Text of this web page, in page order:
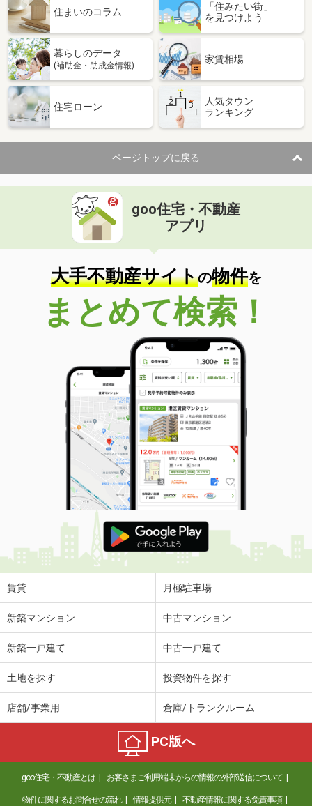
価 格
青森県青森市古川３
専有面積 20.28m²
間取り
青森県八戸市田向２
住 所
青森県八戸市田向２
専有面積 40.26m²
間取り
1LDK
青森県八戸市長者１
価 格
住 所
青森県八戸市長者１
専有面積 56.57m²
間取り
2LDK
青森県八戸市長苗代１
価 格
5.50万円
青森県八戸市長苗代１
42.36m²
間取り
1LDK
青森県八戸市新井田西２
価 格
5万円
住 所
青森県八戸市新井田西２
専有面積 45.4m²
間取り
1LDK
青森県八戸市諏訪２
価 格
5万円
住 所
青森県八戸市諏訪２
専有面積
青森県八戸市大字長苗代字上碇田
7.20万円
青森県青森市大字浦町字奥野
3.80万円
住 所
青森県青森市大字浦町字奥野
専有面積 23.18m²
間取り
1K
住まいのコラム
「住みたい街」
を見つけよう
暮らしのデータ
(補助金・助成金情報)
家賃相場
住宅ローン
人気タウン
ランキング
ページトップに戻る
goo住宅・不動産
アプリ
大手不動産サイトの物件を
まとめて検索！
賃貸 月極駐車場
新築マンション 中古マンション
新築一戸建て 中古一戸建て
土地を探す 投資物件を探す
店舗/事業用 倉庫/トランクルーム
PC版へ
goo住宅・不動産とは お客さまご利用端末からの情報の外部送信について
物件に関するお問合せの流れ 情報提供元 不動産情報に関する免責事項